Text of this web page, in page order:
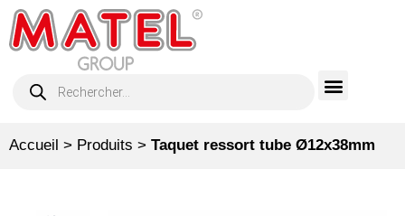
Accueil > Produits > Taquet ressort tube Ø12x38mm